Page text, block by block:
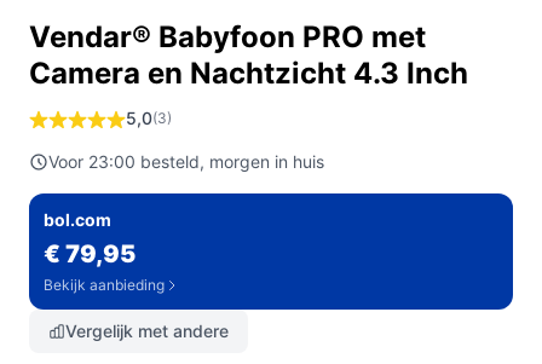
Vendar® Babyfoon PRO met
Camera en Nachtzicht 4.3 Inch
5,0(3)
Voor 23:00 besteld, morgen in huis
bol.com
€ 79,95
Bekijk aanbieding
Vergelijk met andere